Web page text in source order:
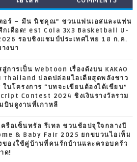
ตอร์ – มีน นิชคุณ” ชวนแฟนเอสและแฟน
กเดือด! est Cola 3x3 Basketball U-
รอบชิงแชมป์ประเทศไทย 18 ก.ค.
งนา
สู่การเป็น Webtoon เรื่องดังบน KAKAO
Thailand ปลดปล่อยไอเดียสุดพลังชาว
ในโครงการ “บทจะเขียนต้องได้เขียน”
Contest 2024 ชิงเงินรางวัลรวม
บินดูงานที่เกาหลี
รือเซ็นทรัล รีเทล ชวนช้อปจุใจกลางปี
& Baby Fair 2025 ยกขบวนไอเท็ม
ของใช้คู่บ้านที่คนรักบ้านและครอบครัว
ด!